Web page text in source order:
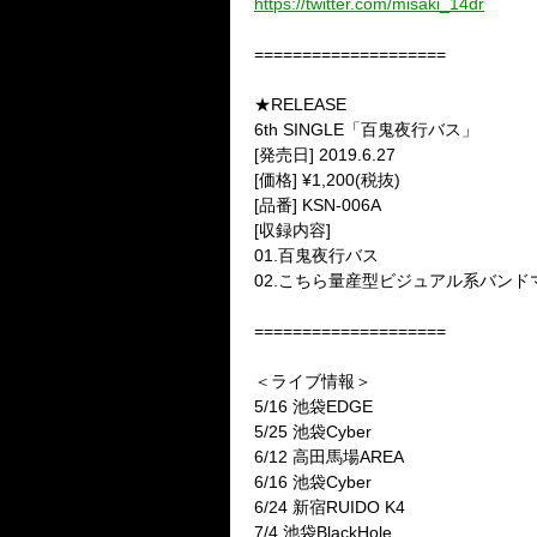
====================
★RELEASE
6th SINGLE「百鬼夜行バス」
[発売日] 2019.6.27
[価格] ¥1,200(税抜)
[品番] KSN-006A
[収録内容]
01.百鬼夜行バス
02.こちら量産型ビジュアル系バンド
====================
＜ライブ情報＞
5/16 池袋EDGE
5/25 池袋Cyber
6/12 高田馬場AREA
6/16 池袋Cyber
6/24 新宿RUIDO K4
7/4 池袋BlackHole